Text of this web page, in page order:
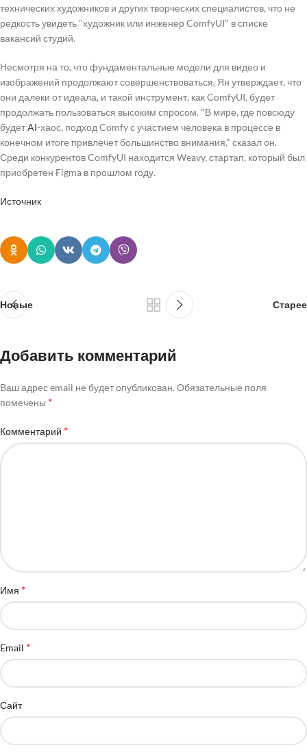
технических художников и других творческих специалистов, что не
редкость увидеть "художник или инженер ComfyUI" в списке
вакансий студий.
Несмотря на то, что фундаментальные модели для видео и
изображений продолжают совершенствоваться, Ян утверждает, что
они далеки от идеала, и такой инструмент, как ComfyUI, будет
продолжать пользоваться высоким спросом. "В мире, где повсюду
будетAI-хаос, подход Comfy с участием человека в процессе в
конечном итоге привлечет большинство внимания," сказал он.
Среди конкурентов ComfyUI находится Weavy, стартап, который был
приобретен Figma в прошлом году.
Источник
Новые Старее
Добавить комментарий
Ваш адрес email не будет опубликован. Обязательные поля
помечены *
Комментарий *
Имя *
Email *
Сайт